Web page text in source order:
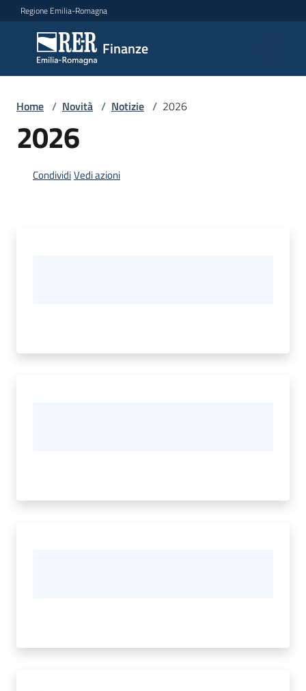
Vai al contenuto
Vai alla navigazione
Vai al footer
Regione Emilia-Romagna
Finanze
Finanze
Argomenti
Home / Novità / Notizie / 2026
2026
CondividiVedi azioni